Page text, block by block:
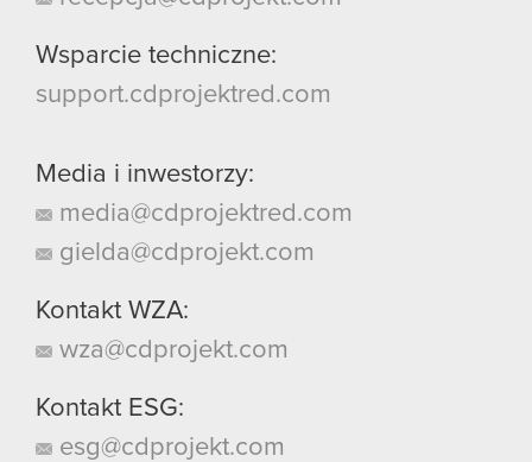
Wsparcie techniczne:
support.cdprojektred.com
Media i inwestorzy:
media@cdprojektred.com
gielda@cdprojekt.com
Kontakt WZA:
wza@cdprojekt.com
Kontakt ESG:
esg@cdprojekt.com